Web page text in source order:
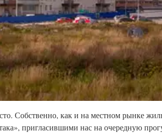
Собственно, как и на местном рынке
пригласившими нас на очередную